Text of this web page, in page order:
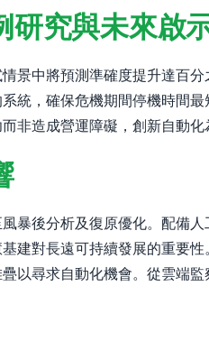
研究與未來啟
景中將預測準確度提升達百
統，確保危機期間停機時間最
非造成營運障礙，創新自動
暴後分析及復原優化。配備
建對長遠可持續發展的重要性。
以尋求自動化機會。從雲端